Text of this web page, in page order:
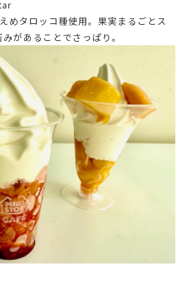
めタロッコ種使用。果実まるごとス
があることでさっぱり。